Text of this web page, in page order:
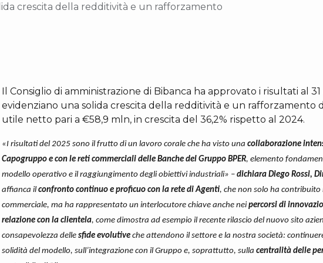
crescita della redditività e un rafforzamento
Il Consiglio di amministrazione di Bibanca ha approvato i risultati al
evidenziano una solida crescita della redditività e un rafforzamento
utile netto pari a €58,9 mln, in crescita del 36,2% rispetto al 2024.
«I risultati del 2025 sono il frutto di un lavoro corale che ha visto una collaborazione
Capogruppo e con le reti commerciali delle Banche del Gruppo BPER, elemento
modello operativo e il raggiungimento degli obiettivi industriali» – dichiara Diego Rossi,
affianca il confronto continuo e proficuo con la rete di Agenti, che non solo ha
commerciale, ma ha rappresentato un interlocutore chiave anche nei percorsi di
relazione con la clientela, come dimostra ad esempio il recente rilascio del nuovo sito
consapevolezza delle sfide evolutive che attendono il settore e la nostra società:
solidità del modello, sull’integrazione con il Gruppo e, soprattutto, sulla centralità delle